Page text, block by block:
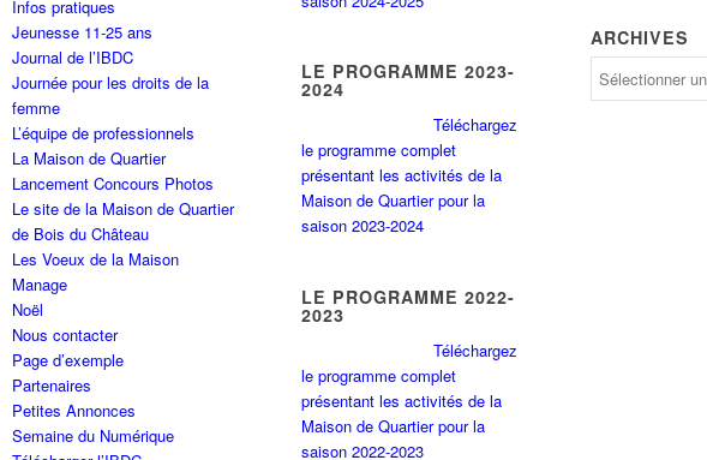
Infos pratiques
Jeunesse 11-25 ans
Journal de l’IBDC
Journée pour les droits de la
femme
L’équipe de professionnels
La Maison de Quartier
Lancement Concours Photos
Le site de la Maison de Quartier
de Bois du Château
Les Voeux de la Maison
Manage
Noël
Nous contacter
Page d’exemple
Partenaires
Petites Annonces
Semaine du Numérique
LE PROGRAMME 2023-
2024
Téléchargez
le programme complet
présentant les activités de la
Maison de Quartier pour la
saison 2023-2024
LE PROGRAMME 2022-
2023
Téléchargez
le programme complet
présentant les activités de la
Maison de Quartier pour la
saison 2022-2023
ARCHIVES